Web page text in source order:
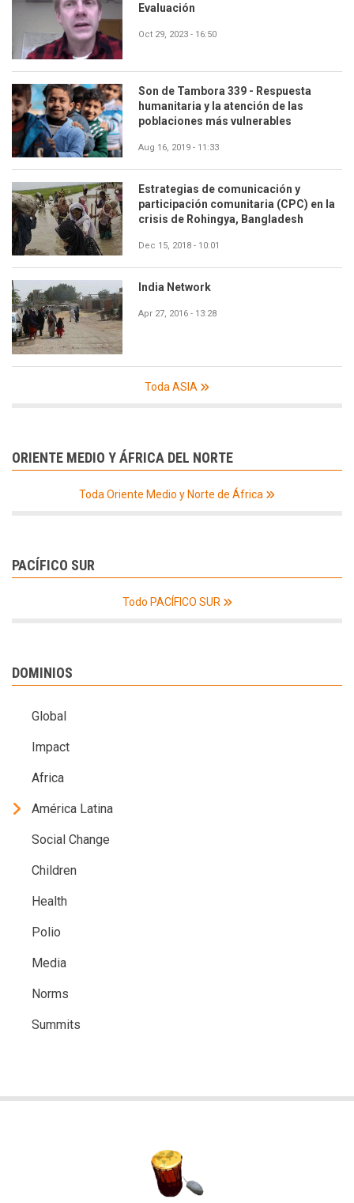
Evaluación
Oct 29, 2023 - 16:50
Son de Tambora 339 - Respuesta
humanitaria y la atención de las
poblaciones más vulnerables
Aug 16, 2019 - 11:33
Estrategias de comunicación y
participación comunitaria (CPC) en la
crisis de Rohingya, Bangladesh
Dec 15, 2018 - 10:01
India Network
Apr 27, 2016 - 13:28
Toda ASIA
ORIENTE MEDIO Y ÁFRICA DEL NORTE
Toda Oriente Medio y Norte de África
PACÍFICO SUR
Todo PACÍFICO SUR
DOMINIOS
Global
Impact
Africa
América Latina
Social Change
Children
Health
Polio
Media
Norms
Summits